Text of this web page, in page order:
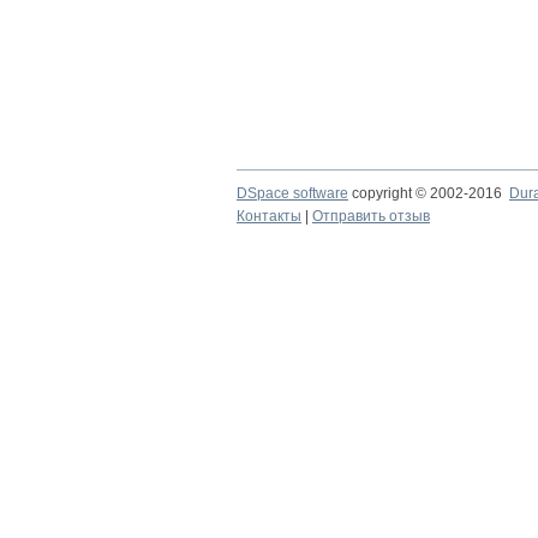
DSpace software copyright © 2002-2016
Контакты
Отправить отзыв